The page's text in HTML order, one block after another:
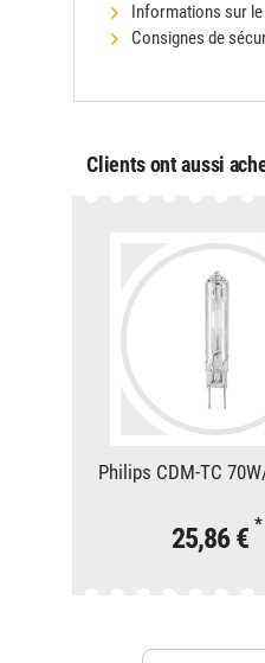
Informations sur
Consignes de
Clients ont aussi
Philips CDM-TC
25,86 € *